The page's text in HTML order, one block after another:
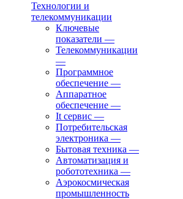
Технологии и
телекоммуникации
Ключевые
показатели —
Телекоммуникации
—
Программное
обеспечение —
Аппаратное
обеспечение —
It сервис —
Потребительская
электроника —
Бытовая техника —
Автоматизация и
робототехника —
Аэрокосмическая
промышленность